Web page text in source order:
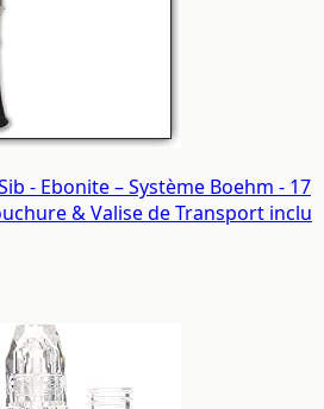
- Ebonite – Système Boehm - 17
& Valise de Transport inclu